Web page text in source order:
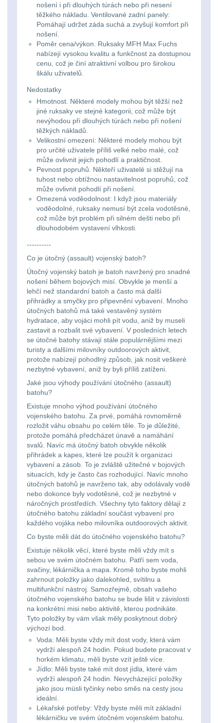
Držiaky
príslušenstvo
Nabíjačky
akumulátorů
Náhradné
Na lékárničku48
Na elektroniku64
Puzdrá na mapy
Na stehno
Na suchý zip95
Na svítilny2
Cestovné púzdra26
Na zbraň33
Na granáty12
Doplňky k batohům534
Ramenní popruhy a
vycpávky10
Karabiny a přezky75
Kroužky, šňůrky,
koncovky25
Nášivky105
Samonavíjecí
držáky1
Zámky1
Nepromokavý potahy
a vaky 18
Adaptéry33
Nože164
Taktická pera4
Láhve 16
Lékárničky17
Na přežití25
Ostatní45
DOPLNKY K
ZBRANIAM(662)
Montáže na zbraň556
nošení i při dlouhých túrách nebo při nesení
těžkého nákladu. Ventilované zadní panely:
Pomáhají udržet záda suchá a zvyšují komfort při
nošení.
Poměr cena/výkon. Ruksaky MFH Max Fuchs
nabízejí vysokou kvalitu a funkčnost za dostupnou
cenu, což je činí atraktivní volbou pro širokou
škálu uživatelů.
Nedostatky
Hmotnost. Některé modely mohou být těžší než
jiné ruksaky ve stejné kategorii, což může být
nevýhodou při dlouhých túrách nebo při nošení
těžkých nákladů.
Velikostní omezení: Některé modely mohou být
pro určité uživatele příliš velké nebo malé, což
může ovlivnit jejich pohodlí a praktičnost.
Pevnost popruhů. Někteří uživatelé si stěžují na
tuhost nebo obtížnou nastavitelnost popruhů, což
může ovlivnit pohodlí při nošení.
Omezená voděodolnost: I když jsou materiály
voděodolné, ruksaky nemusí být zcela vodotěsné,
což může být problém při silném dešti nebo při
dlouhodobém vystavení vlhkosti.
----------
Co je útočný (assault) vojenský batoh?
Útočný vojenský batoh je batoh navržený pro snadné
nošení během bojových misí. Obvykle je menší a
lehčí než standardní batoh a často má další
přihrádky a smyčky pro připevnění vybavení. Mnoho
útočných batohů má také vestavěný systém
hydratace, aby vojáci mohli pít vodu, aniž by museli
zastavit a rozbalit své vybavení. V posledních letech
se útočné batohy stávají stále populárnějšími mezi
turisty a dalšími milovníky outdoorových aktivit,
protože nabízejí pohodlný způsob, jak nosit veškeré
nezbytné vybavení, aniž by byli příliš zatíženi.
Jaké jsou výhody používání útočného (assault)
batohu?
Existuje mnoho výhod používání útočného
vojenského batohu. Za prvé, pomáhá rovnoměrně
rozložit váhu obsahu po celém těle. To je důležité,
protože pomáhá předcházet únavě a namáhání
svalů. Navíc má útočný batoh obvykle několik
přihrádek a kapes, které lze použít k organizaci
vybavení a zásob. To je zvláště užitečné v bojových
situacích, kdy je často čas rozhodující. Navíc mnoho
útočných batohů je navrženo tak, aby odolávaly vodě
nebo dokonce byly vodotěsné, což je nezbytné v
náročných prostředích. Všechny tyto faktory dělají z
útočného batohu základní součást vybavení pro
každého vojáka nebo milovníka outdoorových aktivit.
Co byste měli dát do útočného vojenského batohu?
Existuje několik věcí, které byste měli vždy mít s
sebou ve svém útočném batohu. Patří sem voda,
svačiny, lékárnička a mapa. Kromě toho byste mohli
zahrnout položky jako dalekohled, svítilnu a
multifunkční nástroj. Samozřejmě, obsah vašeho
útočného vojenského batohu se bude lišit v závislosti
na konkrétní misi nebo aktivitě, kterou podnikáte.
Tyto položky by vám však měly poskytnout dobrý
výchozí bod.
Voda: Měli byste vždy mít dost vody, která vám
vydrží alespoň 24 hodin. Pokud budete pracovat v
horkém klimatu, měli byste vzít ještě více.
Jídlo: Měli byste také mít dost jídla, které vám
vydrží alespoň 24 hodin. Nevycházející položky
jako jsou müsli tyčinky nebo směs na cesty jsou
ideální.
Lékařské potřeby: Vždy byste měli mít základní
lékárničku ve svém útočném vojenském batohu.